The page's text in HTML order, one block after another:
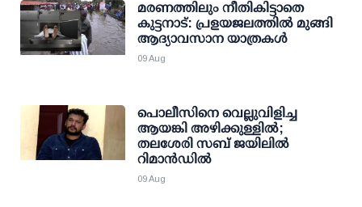
മരണത്തിലും നീതികിട്ടാതെ
കുട്ടനാട്: പ്രളയജലത്തില്‍ മുങ്ങി
ആദ്യാവസാന യാത്രകള്‍
09 Aug
പൊലീസിനെ വെല്ലുവിളിച്ച
ആയങ്കി അഴിക്കുള്ളില്‍;
തലശേരി സബ് ജയിലില്‍
റിമാന്‍ഡില്‍
09 Aug